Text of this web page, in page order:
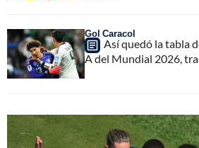
Gol Caracol
Así quedó la tabla
A del Mundial 2026,